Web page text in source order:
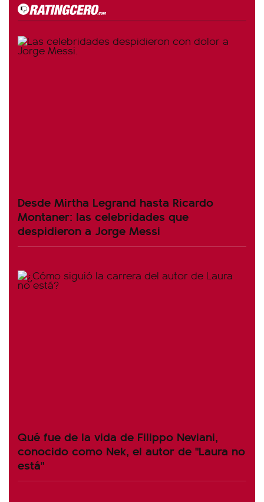
Desde Mirtha Legrand hasta Ricardo
Montaner: las celebridades que
despidieron a Jorge Messi
Qué fue de la vida de Filippo Neviani,
conocido como Nek, el autor de "Laura no
está"